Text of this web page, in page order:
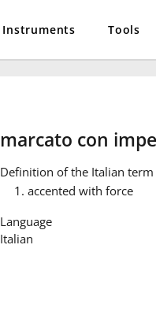
Instruments Tools
marcato con
Definition of the Italian term
accented with force
Language
Italian